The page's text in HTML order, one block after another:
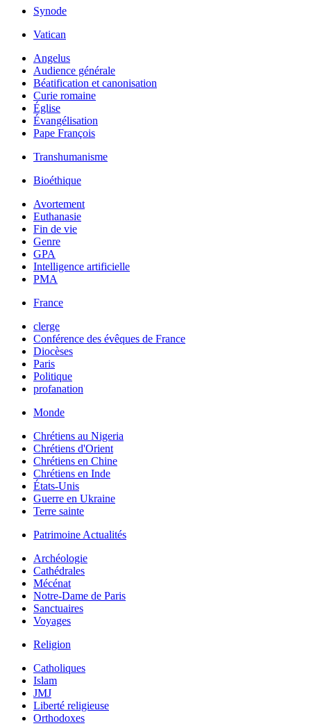
Synode
Vatican
Angelus
Audience générale
Béatification et canonisation
Curie romaine
Église
Évangélisation
Pape François
Transhumanisme
Bioéthique
Avortement
Euthanasie
Fin de vie
Genre
GPA
Intelligence artificielle
PMA
France
clerge
Conférence des évêques de France
Diocèses
Paris
Politique
profanation
Monde
Chrétiens au Nigeria
Chrétiens d'Orient
Chrétiens en Chine
Chrétiens en Inde
États-Unis
Guerre en Ukraine
Terre sainte
Patrimoine Actualités
Archéologie
Cathédrales
Mécénat
Notre-Dame de Paris
Sanctuaires
Voyages
Religion
Catholiques
Islam
JMJ
Liberté religieuse
Orthodoxes